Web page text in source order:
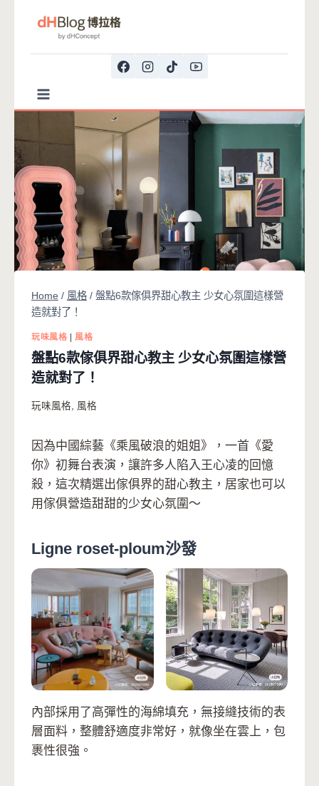
Home / 風格 / 盤點6款傢俱界甜心教主 少女心氛圍這樣營
造就對了！
玩味風格 |風格
盤點6款傢俱界甜心教主 少女心氛圍這樣營
造就對了！
玩味風格 風格
因為中國綜藝《乘風破浪的姐姐》，一首《愛
你》初舞台表演，讓許多人陷入王心凌的回憶
殺，這次精選出傢俱界的甜心教主，居家也可以
用傢俱營造甜甜的少女心氛圍～
Ligne roset-ploum沙發
內部採用了高彈性的海綿填充，無接縫技術的表
層面料，整體舒適度非常好，就像坐在雲上，包
裹性很強。